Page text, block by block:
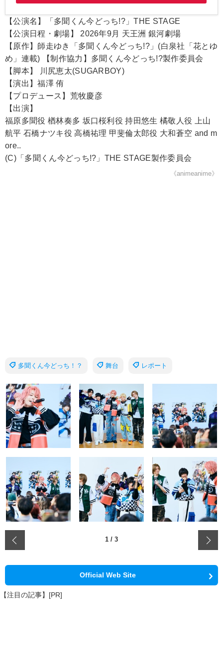
【公演名】「多聞くん今どっち!?」THE STAGE
【公演日程・劇場】 2026年9月 天王洲 銀河劇場
【原作】師走ゆき「多聞くん今どっち!?」(白泉社「花とゆ
め」連載) 【制作協力】多聞くん今どっち!?製作委員会
【脚本】 川尻恵太(SUGARBOY)
【演出】福澤 侑
【プロデュース】荒牧慶彦
【出演】
福原多聞役 楢林奏多 坂口桜利役 持田悠生 橘敬人役 上山
航平 石橋ナツキ役 高橋祐理 甲斐倫太郎役 大和蒼空 and m
ore..
(C)「多聞くん今どっち!?」THE STAGE製作委員会
《animeanime》
多聞くん今どっち！？ 舞台 レポート
1 / 3
Official Web Site
【注目の記事】[PR]